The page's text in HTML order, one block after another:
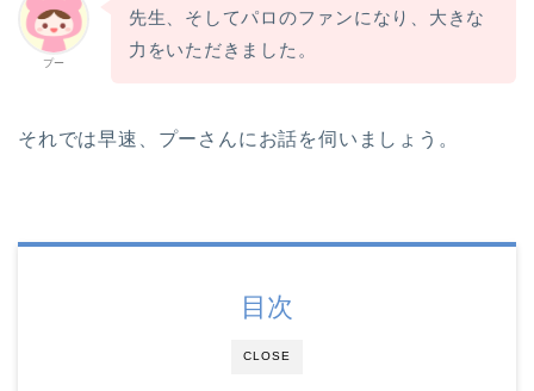
プー
先生、そしてパロのファンになり、大きな
力をいただきました。
それでは早速、プーさんにお話を伺いましょう。
CLOSE
目次